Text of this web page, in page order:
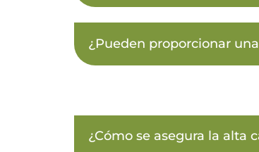
¿Pueden proporcionar
¿Cómo se asegura la alta